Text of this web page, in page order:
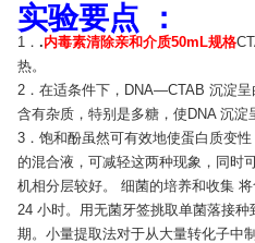
实验要点 ：
1． .内毒素清除亲和介质50mL规格
热。
2．在适条件下，DNA—CTAB 沉淀
含有杂质，特别是多糖，使DNA 沉
3．饱和酚虽然可有效地使蛋白质变
的混合液，可减轻这两种现象，同时
机相分层较好。 细菌的培养和收集
24 小时。用无菌牙签挑取单菌落接
期。小量提取法对于从大量转化子中